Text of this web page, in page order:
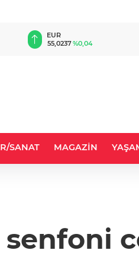
64,1422%-0,03
SANAT MAGAZİN
senfoni